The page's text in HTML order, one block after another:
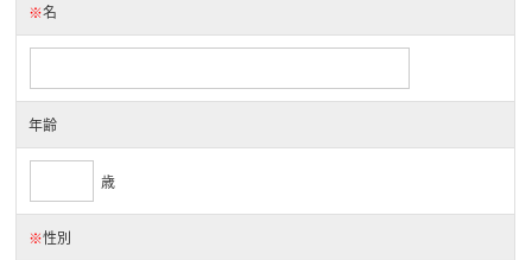
※名
年齢
歳
※性別